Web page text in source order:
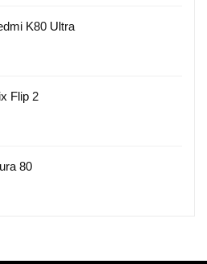
K80 Ultra
Flip 2
80